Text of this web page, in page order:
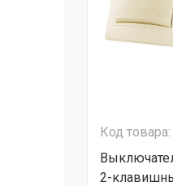
Код
2-